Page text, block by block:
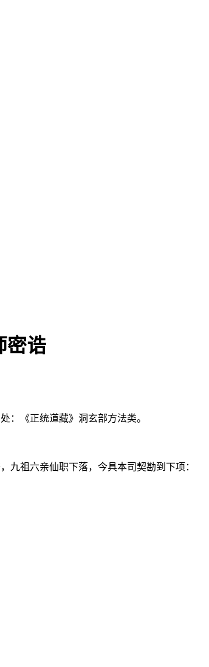
密诰
：《正统道藏》洞玄部方法类。
九祖六亲仙职下落，今具本司契勘到下项：